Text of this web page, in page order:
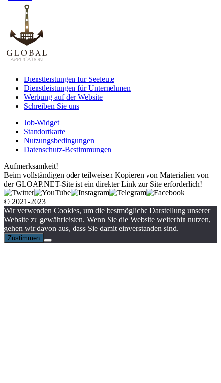
Dienstleistungen für Seeleute
Dienstleistungen für Unternehmen
Werbung auf der Website
Schreiben Sie uns
Job-Widget
Standortkarte
Nutzungsbedingungen
Datenschutz-Bestimmungen
Aufmerksamkeit!
Beim vollständigen oder teilweisen Kopieren von Materialien von
der GLOAP.NET-Site ist ein direkter Link zur Site erforderlich!
© 2021-2023
Wir verwenden Cookies, um die bestmögliche Darstellung unserer
Website zu gewährleisten. Wenn Sie die Website weiterhin nutzen,
gehen wir davon aus, dass Sie damit einverstanden sind.
Zustimmen